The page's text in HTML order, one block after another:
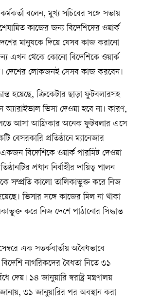
কর্মকর্তা বলেন, মুখ্য সচিবের সঙ্গে সভায়
কাজের জন্য বিদেশিদের ওয়ার্ক
মানুষকে দিয়ে যেসব কাজ করানো
এখন থেকে কোনো বিদেশিকে ওয়ার্ক
দেশের লোকজনই সেসব কাজ করবেন।
হয়েছে, ক্রিকেটার ছাড়া ফুটবলারসহ
ভিসা দেওয়া হবে না। কারণ,
আসা আফ্রিকার অনেক ফুটবলার এসে
প্রতিষ্ঠানে ম্যানেজার
বিদেশিকে ওয়ার্ক পারমিট দেওয়া
প্রধান নির্বাহীর দায়িত্ব পালন
সম্প্রতি কালো তালিকাভুক্ত করে নিজ
ভিসার সঙ্গে কাজের মিল না থাকা
করে নিজ দেশে পাঠানোর সিদ্ধান্ত
এক সতর্কবার্তায় অবৈধভাবে
নাগরিকদের বৈধতা নিতে ৩১
দেয়। ১৪ জানুয়ারি স্বরাষ্ট্র মন্ত্রণালয়
৩১ জানুয়ারির পর অবস্থান করা